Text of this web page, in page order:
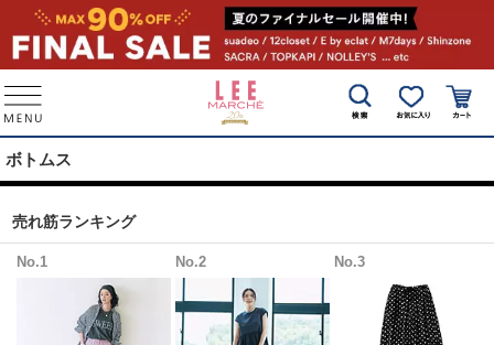
ボトムス
売れ筋ランキング
No.1 No.2 No.3